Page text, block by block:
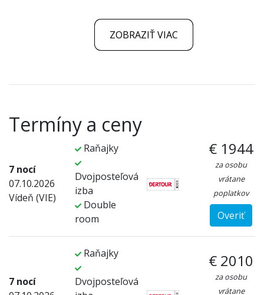
ZOBRAZIŤ VIAC
Termíny a ceny
7 nocí
07.10.2026
Vídeň (VIE)
Raňajky
Dvojposteľová
izba
Double
room
€ 1944
za osobu
vrátane
poplatkov
Overiť
7 nocí
Raňajky
Dvojposteľová
€ 2010
za osobu
vrátane